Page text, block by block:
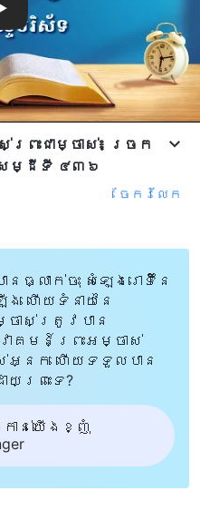
រះជាម្ចាស់៖ ច្រក
ម្ដីទី ៤៣៦
ចែក​រំលែក
ធ្លាក់ចុះ សំឡេងរោទិ៍នៃ
ហើយទំនាយនៃ
ាស់ត្រូវបាន
គមន៍ព្រះអម្ចាស់
នក ហើយទទួលបាន
ព្រះទេ?
ាន់យើងខ្ញុំ